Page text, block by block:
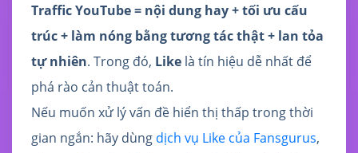
Traffic YouTube = nội dung hay + tối ưu cấu
trúc + làm nóng bằng tương tác thật + lan tỏa
tự nhiên. Trong đó, Like là tín hiệu dễ nhất để
phá rào cản thuật toán.
Nếu muốn xử lý vấn đề hiển thị thấp trong thời
gian ngắn: hãy dùng dịch vụ Like của Fansgurus,